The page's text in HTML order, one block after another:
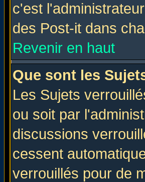
c'est
des Post-it dans
Revenir en haut
Que sont les
Les Sujets
ou soit par
discussions
cessent
verrouillés pour de